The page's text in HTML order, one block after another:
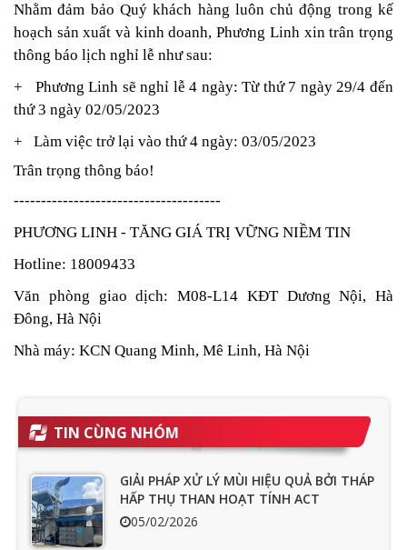
Nhằm đảm bảo Quý khách hàng luôn chủ động trong kế
hoạch sản xuất và kinh doanh, Phương Linh xin trân trọng
thông báo lịch nghỉ lễ như sau:
+ Phương Linh sẽ nghỉ lễ 4 ngày: Từ thứ 7 ngày 29/4 đến
thứ 3 ngày 02/05/2023
+ Làm việc trở lại vào thứ 4 ngày: 03/05/2023
Trân trọng thông báo!
--------------------------------------
PHƯƠNG LINH - TĂNG GIÁ TRỊ VỮNG NIỀM TIN
Hotline: 18009433
Văn phòng giao dịch: M08-L14 KĐT Dương Nội, Hà
Đông, Hà Nội
Nhà máy: KCN Quang Minh, Mê Linh, Hà Nội
TIN CÙNG NHÓM
GIẢI PHÁP XỬ LÝ MÙI HIỆU QUẢ BỞI THÁP
HẤP THỤ THAN HOẠT TÍNH ACT
05/02/2026